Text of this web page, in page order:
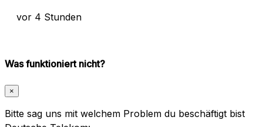
vor 4 Stunden
Was funktioniert nicht?
×
Bitte sag uns mit welchem Problem du beschäftigt bist